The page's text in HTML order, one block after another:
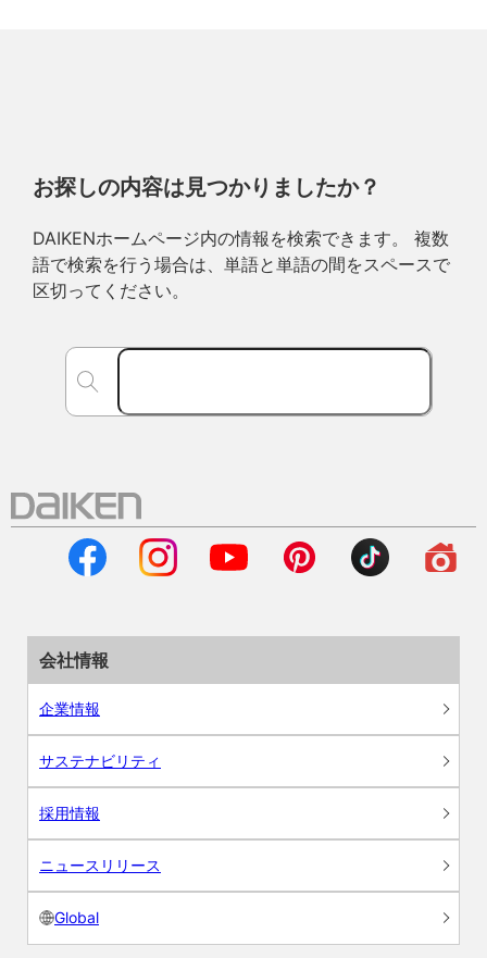
お探しの内容は見つかりましたか？
DAIKENホームページ内の情報を検索できます。 複数
語で検索を行う場合は、単語と単語の間をスペースで
区切ってください。
会社情報
企業情報
サステナビリティ
採用情報
ニュースリリース
Global